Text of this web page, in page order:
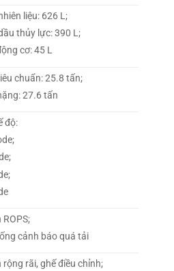
liệu: 626 L;
thủy lực: 390 L;
cơ: 45 L
chuẩn: 25.8 tấn;
27.6 tấn
độ:
ROPS;
cảnh báo quá tải
rộng rãi, ghế điều chỉnh;